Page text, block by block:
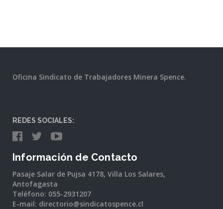
Oficina Sindicato de Trabajadores Minera Spence.
REDES SOCIALES:
Información de Contacto
Pasaje Salar de Pujsa 4178, Villa Los Salares,
Antofagasta
Teléfono: 055-2931207
E-mail: directorio@sindicatospence.cl